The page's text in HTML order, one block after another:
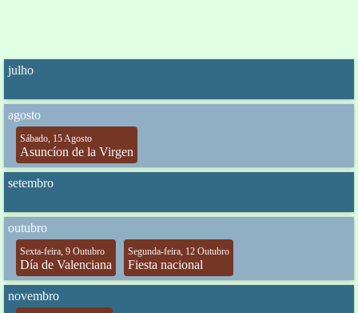
julho
agosto
Sábado, 15 Agosto
Asuncíon de la Virgen
setembro
outubro
Sexta-feira, 9 Outubro
Día de Valenciana
Segunda-feira, 12 Outubro
Fiesta nacional
novembro